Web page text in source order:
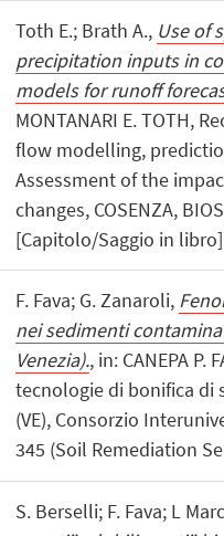
Toth E.; Brath A., Use of
precipitation inputs in
models for runoff
MONTANARI E. TOTH,
flow modelling,
Assessment of the
changes, COSENZA,
[Capitolo/Saggio in libro]
F. Fava; G. Zanaroli,
nei sedimenti
Venezia)., in: CANEPA P.
tecnologie di bonifica di
(VE), Consorzio
345 (Soil Remediation
S. Berselli; F. Fava; L